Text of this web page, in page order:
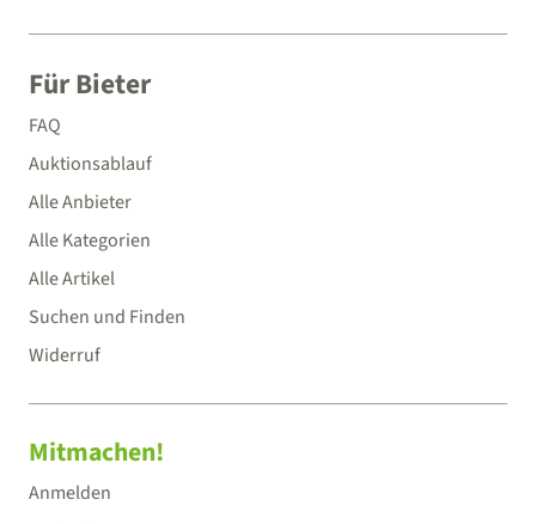
Für Bieter
FAQ
Auktionsablauf
Alle Anbieter
Alle Kategorien
Alle Artikel
Suchen und Finden
Widerruf
Mitmachen!
Anmelden